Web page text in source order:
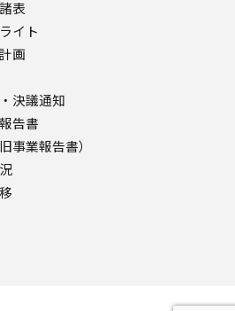
表
イト
画
決議通知
告書
事業報告書）